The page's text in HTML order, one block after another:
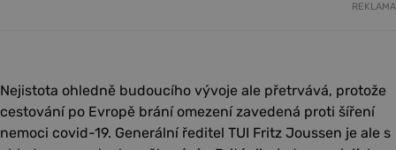
REKLAMA
Nejistota ohledně budoucího vývoje ale přetrvává, protože
cestování po Evropě brání omezení zavedená proti šíření
nemoci covid-19. Generální ředitel TUI Fritz Joussen je ale s